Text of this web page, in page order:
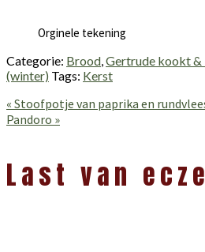
Orginele tekening
Categorie: Brood,Gertrude kookt
(winter) Tags: Kerst
Vorig
bericht:
« Stoofpotje van paprika en
Volgend
Pandoro »
Interacties
Last van